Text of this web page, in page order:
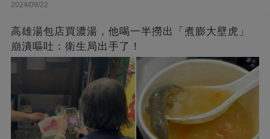
2024/09/22
高雄湯包店買濃湯，他喝一半撈出「煮膨大壁虎」
崩潰嘔吐：衛生局出手了！